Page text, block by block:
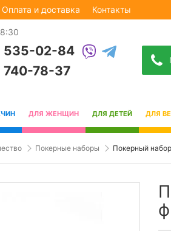
Оплата и доставка Контакты
535-02-84
78-37
ДЛЯ ЖЕНЩИН ДЛЯ ДЕТЕЙ ДЛЯ
Покерные наборы Покерный